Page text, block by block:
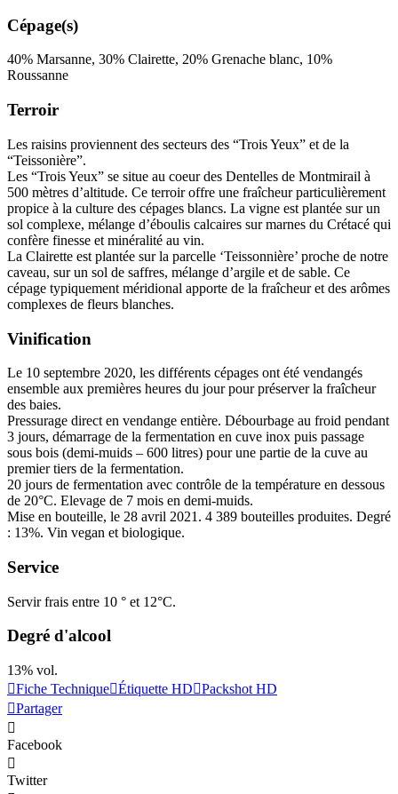
Cépage(s)
40% Marsanne, 30% Clairette, 20% Grenache blanc, 10%
Roussanne
Terroir
Les raisins proviennent des secteurs des “Trois Yeux” et de la
“Teissonière”.
Les “Trois Yeux” se situe au coeur des Dentelles de Montmirail à
500 mètres d’altitude. Ce terroiroffre une fraîcheur particulièrement
propice à la culture des cépages blancs. La vigne est plantée sur un
sol complexe, mélange d’éboulis calcaires sur marnes du Crétacé qui
confère finesse et minéralité au vin.
La Clairette est plantée sur la parcelle ‘Teissonnière’ proche de notre
caveau, sur un sol de saffres, mélange d’argile et de sable. Ce
cépage typiquement méridional apporte de la fraîcheur et des arômes
complexes de fleurs blanches.
Vinification
Le 10 septembre 2020, les différents cépages ont été vendangés
ensemble aux premières heures du jour pour préserver la fraîcheur
des baies.
Pressurage direct en vendange entière. Débourbage au froid pendant
3 jours, démarrage de la fermentation en cuve inox puis passage
sous bois (demi-muids – 600 litres) pour une partie de la cuve au
premier tiers de la fermentation.
20 jours de fermentation avec contrôle de la température en dessous
de 20°C. Elevage de 7 mois en demi-muids.
Mise en bouteille, le 28 avril 2021. 4 389 bouteilles produites. Degré
: 13%. Vin vegan et biologique.
Service
Servir frais entre 10 ° et 12°C.
Degré d'alcool
13% vol.
Fiche Technique Étiquette HD
Packshot HD
Partager
Facebook
Twitter